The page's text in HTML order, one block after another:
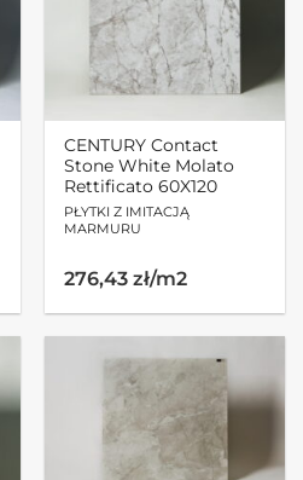
CENTURY Contact
Stone White Molato
Rettificato 60X120
PŁYTKI Z IMITACJĄ
MARMURU
276,43 zł/m2